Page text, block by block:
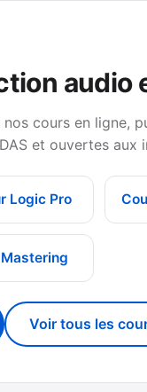
audio
cours en ligne,
et ouvertes aux
Logic Pro
Voir tous les